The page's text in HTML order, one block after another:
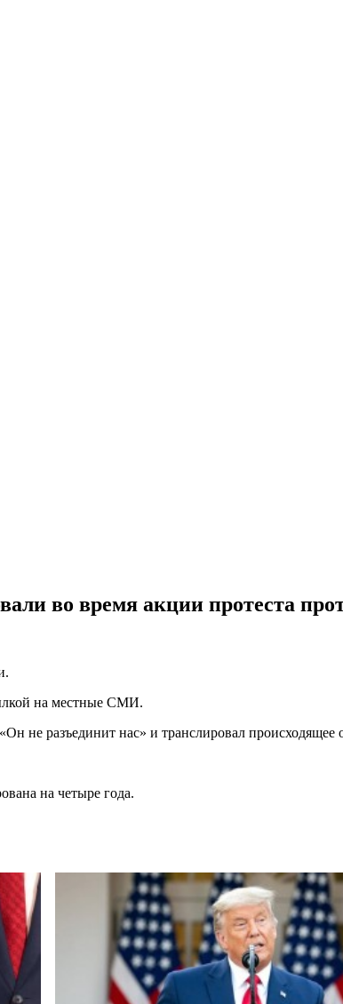
во время акции протеста
на местные СМИ.
не разъединит нас» и транслировал
на четыре года.